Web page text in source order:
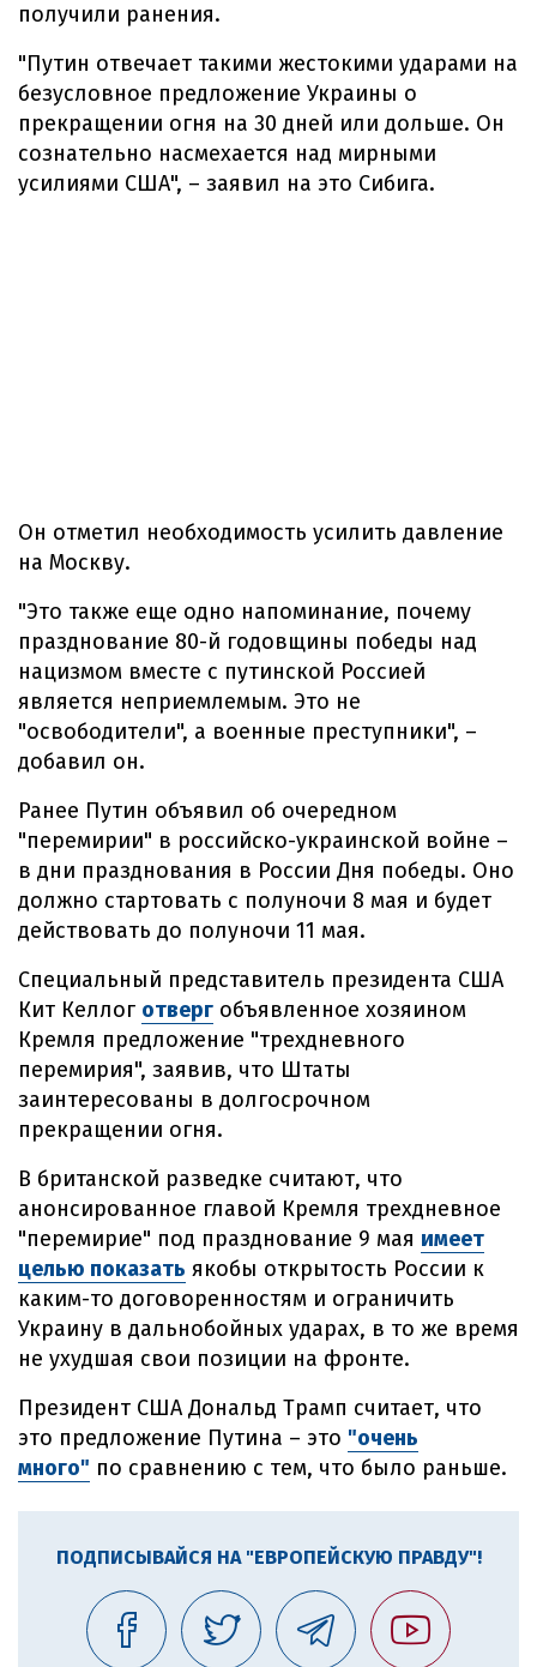
получили ранения.
"Путин отвечает такими жестокими ударами на
безусловное предложение Украины о
прекращении огня на 30 дней или дольше. Он
сознательно насмехается над мирными
усилиями США", – заявил на это Сибига.
Он отметил необходимость усилить давление
на Москву.
"Это также еще одно напоминание, почему
празднование 80-й годовщины победы над
нацизмом вместе с путинской Россией
является неприемлемым. Это не
"освободители", а военные преступники", –
добавил он.
Ранее Путин объявил об очередном
"перемирии" в российско-украинской войне –
в дни празднования в России Дня победы. Оно
должно стартовать с полуночи 8 мая и будет
действовать до полуночи 11 мая.
Специальный представитель президента США
Кит Келлог отверг объявленное хозяином
Кремля предложение "трехдневного
перемирия", заявив, что Штаты
заинтересованы в долгосрочном
прекращении огня.
В британской разведке считают, что
анонсированное главой Кремля трехдневное
"перемирие" под празднование 9 мая имеет
целью показать якобы открытость России к
каким-то договоренностям и ограничить
Украину в дальнобойных ударах, в то же время
не ухудшая свои позиции на фронте.
Президент США Дональд Трамп считает, что
это предложение Путина – это "очень
много" по сравнению с тем, что было раньше.
ПОДПИСЫВАЙСЯ НА "ЕВРОПЕЙСКУЮ ПРАВДУ"!